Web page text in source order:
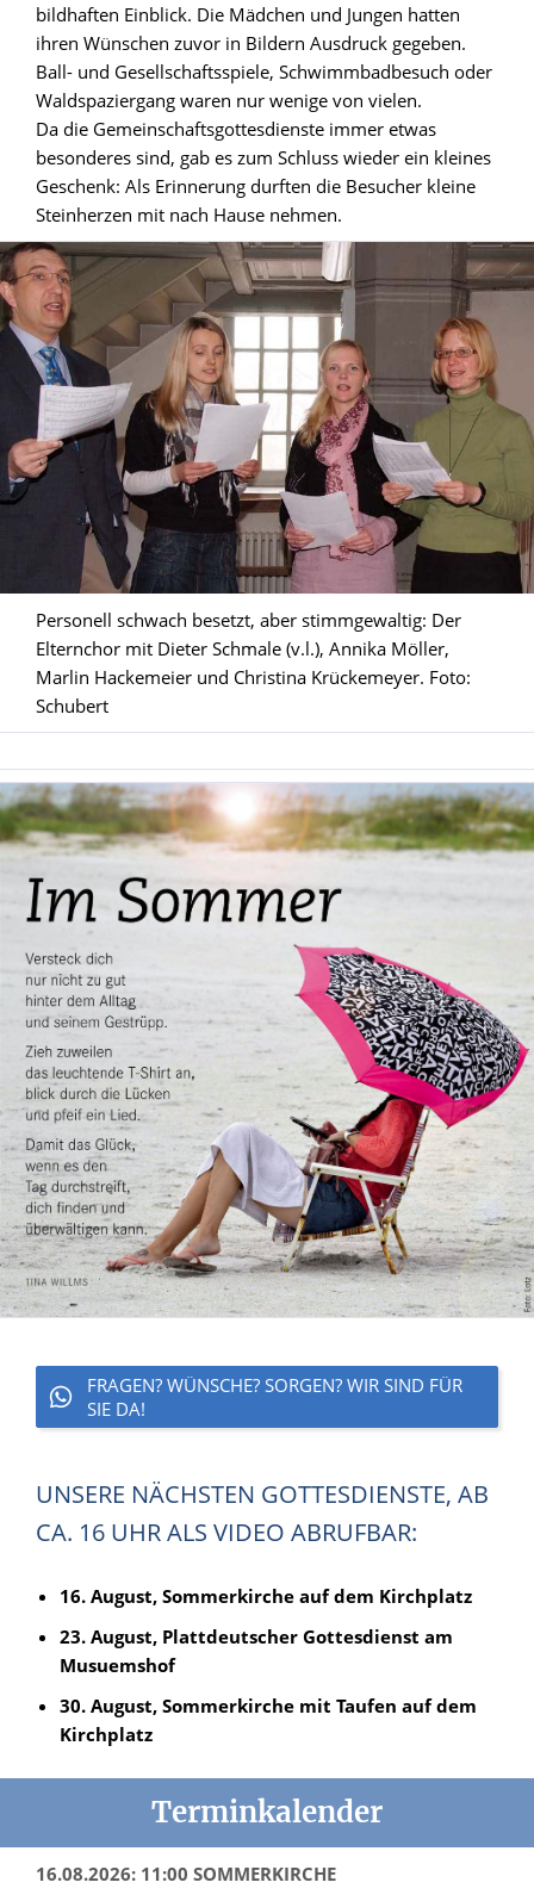
bildhaften Einblick. Die Mädchen und Jungen hatten
ihren Wünschen zuvor in Bildern Ausdruck gegeben.
Ball- und Gesellschaftsspiele, Schwimmbadbesuch oder
Waldspaziergang waren nur wenige von vielen.
Da die Gemeinschaftsgottesdienste immer etwas
besonderes sind, gab es zum Schluss wieder ein kleines
Geschenk: Als Erinnerung durften die Besucher kleine
Steinherzen mit nach Hause nehmen.
Personell schwach besetzt, aber stimmgewaltig: Der
Elternchor mit Dieter Schmale (v.l.), Annika Möller,
Marlin Hackemeier und Christina Krückemeyer. Foto:
Schubert
FRAGEN? WÜNSCHE? SORGEN? WIR SIND FÜR
SIE DA!
UNSERE NÄCHSTEN GOTTESDIENSTE, AB
CA. 16 UHR ALS VIDEO ABRUFBAR:
16. August, Sommerkirche auf dem Kirchplatz
23. August, Plattdeutscher Gottesdienst am
Musuemshof
30. August, Sommerkirche mit Taufen auf dem
Kirchplatz
Terminkalender
16.08.2026: 11:00 SOMMERKIRCHE